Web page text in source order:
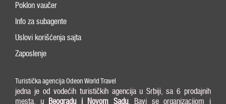
Poklon vaučer
Info za subagente
Uslovi korišćenja sajta
Zaposlenje
Turistička agencija Odeon World Travel
jedna je od vodećih turističkih agencija u Srbiji, sa 6 prodajnih
mesta, u Beogradu i Novom Sadu. Bavi se organizacijom i